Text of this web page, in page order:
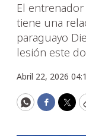
El
tiene una
paraguayo
lesión este
Abril 22, 2026
WhatsApp